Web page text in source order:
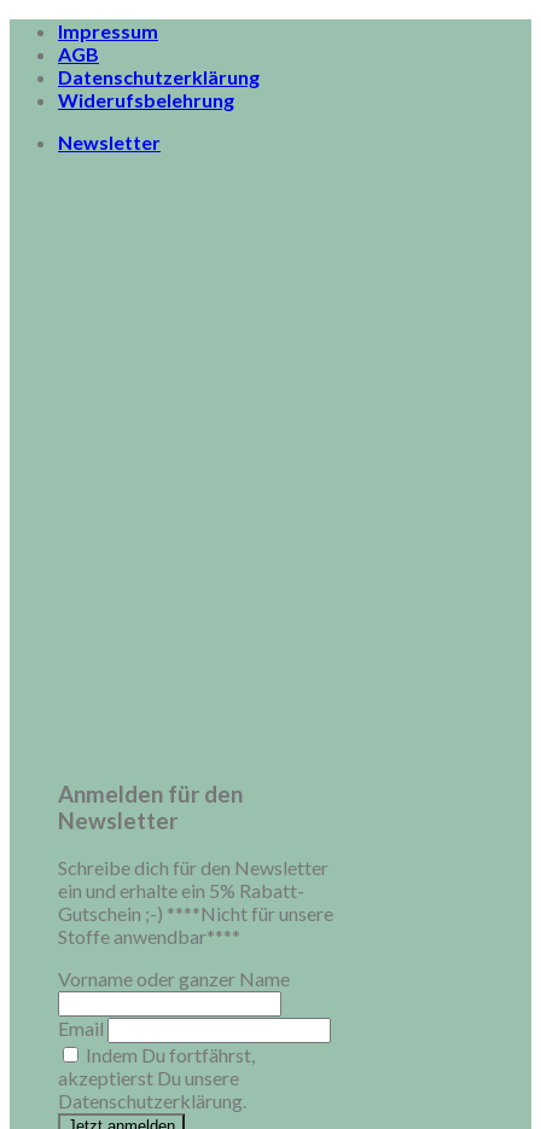
Skip
content
Impressum
AGB
Datenschutzerklärung
Widerufsbelehrung
Newsletter
Anmelden für den
Newsletter
Schreibe dich für den Newsletter
ein und erhalte ein 5% Rabatt-
Gutschein ;-) ****Nicht für unsere
Stoffe anwendbar****
Vorname oder ganzer Name
Email
Indem Du fortfährst,
akzeptierst Du unsere
Datenschutzerklärung.